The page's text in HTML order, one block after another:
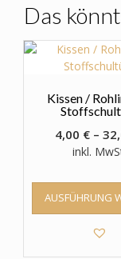
Das
Kissen /
4,00 €–
inkl.
AUSFÜHRUNG